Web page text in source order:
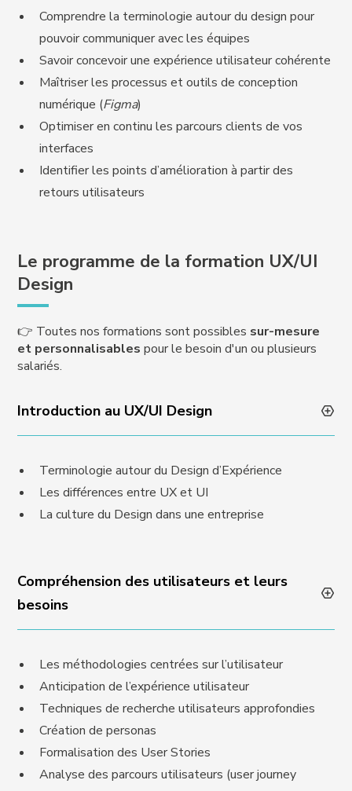
Comprendre la terminologie autour du design pour
pouvoir communiquer avec les équipes
Savoir concevoir une expérience utilisateur cohérente
Maîtriser les processus et outils de conception
numérique (Figma)
Optimiser en continu les parcours clients de vos
interfaces
Identifier les points d’amélioration à partir des
retours utilisateurs
Le programme de la formation UX/UI
Design
👉 Toutes nos formations sont possibles sur-mesure
et personnalisables pour le besoin d'un ou plusieurs
salariés.
Introduction au UX/UI Design
Terminologie autour du Design d’Expérience
Les différences entre UX et UI
La culture du Design dans une entreprise
Compréhension des utilisateurs et leurs
besoins
Les méthodologies centrées sur l’utilisateur
Anticipation de l’expérience utilisateur
Techniques de recherche utilisateurs approfondies
Création de personas
Formalisation des User Stories
Analyse des parcours utilisateurs (user journey